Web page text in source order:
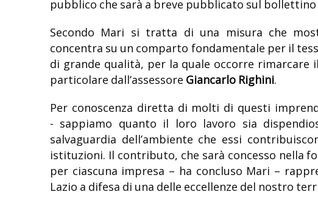
pubblico che sarà a breve pubblicato sul bollettino
Secondo Mari si tratta di una misura che
concentra su un comparto fondamentale per il
di grande qualità, per la quale occorre rimarcare
particolare dall’assessore Giancarlo Righini.
Per conoscenza diretta di molti di questi
- sappiamo quanto il loro lavoro sia
salvaguardia dell’ambiente che essi
istituzioni. Il contributo, che sarà concesso nella
per ciascuna impresa – ha concluso Mari –
Lazio a difesa di una delle eccellenze del nostro